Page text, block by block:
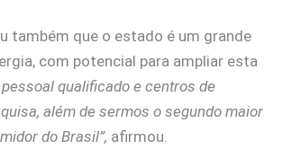
também que o estado é um grande
com potencial para ampliar esta
pessoal qualificado e centros de
além de sermos o segundo maior
do Brasil”, afirmou.